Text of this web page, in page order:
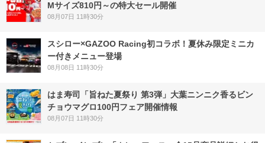
Mサイズ810円～の特大セール開催
08月07日 11時30分
スシロー×GAZOO Racing初コラボ！夏休み限定ミニカ
ー付きメニュー登場
08月08日 11時30分
はま寿司「旨ねた夏祭り 第3弾」大葉ニンニク香るビン
チョウマグロ100円フェア開催情報
08月07日 11時30分